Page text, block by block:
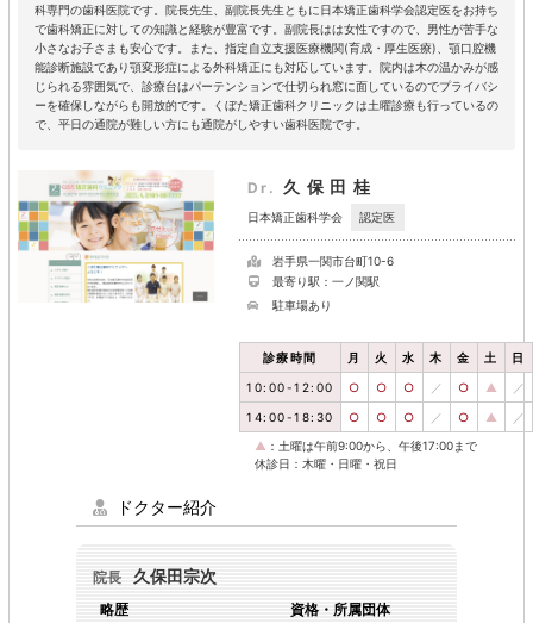
科専門の歯科医院です。院長先生、副院長先生ともに日本矯正歯科学会認定医をお持ち
で歯科矯正に対しての知識と経験が豊富です。副院長はは女性ですので、男性が苦手な
小さなお子さまも安心です。また、指定自立支援医療機関(育成・厚生医療)、顎口腔機
能診断施設であり顎変形症による外科矯正にも対応しています。院内は木の温かみが感
じられる雰囲気で、診療台はパーテンションで仕切られ窓に面しているのでプライバシ
ーを確保しながらも開放的です。くぼた矯正歯科クリニックは土曜診療も行っているの
で、平日の通院が難しい方にも通院がしやすい歯科医院です。
Dr. 久保田桂
日本矯正歯科学会 認定医
岩手県一関市台町10-6
最寄り駅：一ノ関駅
駐車場あり
診療時間 月 火 水 木 金 土 日
10:00-12:00 ○ ○ ○ ／ ○ ▲ ／
14:00-18:30 ○ ○ ○ ／ ○ ▲ ／
▲ ：土曜は午前9:00から、午後17:00まで
休診日：木曜・日曜・祝日
ドクター紹介
院長 久保田宗次
略歴 資格・所属団体